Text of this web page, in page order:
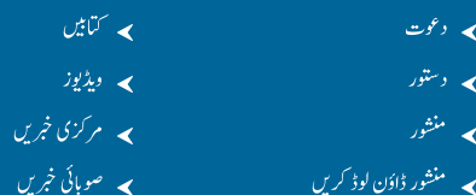
دعوت
دستور
منشور
منشور ڈاؤن لوڈ کریں
کتابیں
ویڈیوز
مرکزی خبریں
صوبائی خبریں